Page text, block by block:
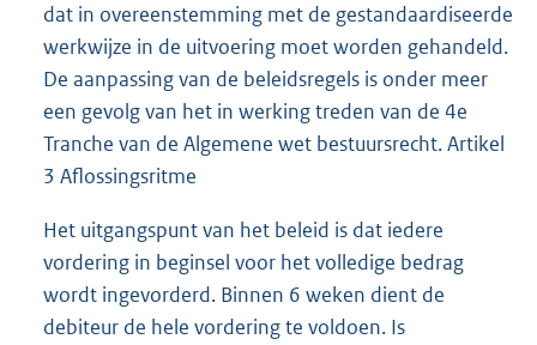
dat in overeenstemming met de gestandaardiseerde
werkwijze in de uitvoering moet worden gehandeld.
De aanpassing van de beleidsregels is onder meer
een gevolg van het in werking treden van de 4e
Tranche van de Algemene wet bestuursrecht. Artikel
3 Aflossingsritme
Het uitgangspunt van het beleid is dat iedere
vordering in beginsel voor het volledige bedrag
wordt ingevorderd. Binnen 6 weken dient de
debiteur de hele vordering te voldoen. Is